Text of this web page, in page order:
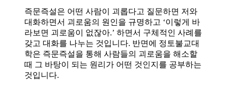
즉문즉설은 어떤 사람이 괴롭다고 질문하면 저와
대화하면서 괴로움의 원인을 규명하고 ‘이렇게 바
라보면 괴로움이 없잖아.’ 하면서 구체적인 사례를
갖고 대화를 나누는 것입니다. 반면에 정토불교대
학은 즉문즉설을 통해 사람들의 괴로움을 해소할
때 그 바탕이 되는 원리가 어떤 것인지를 공부하는
것입니다.